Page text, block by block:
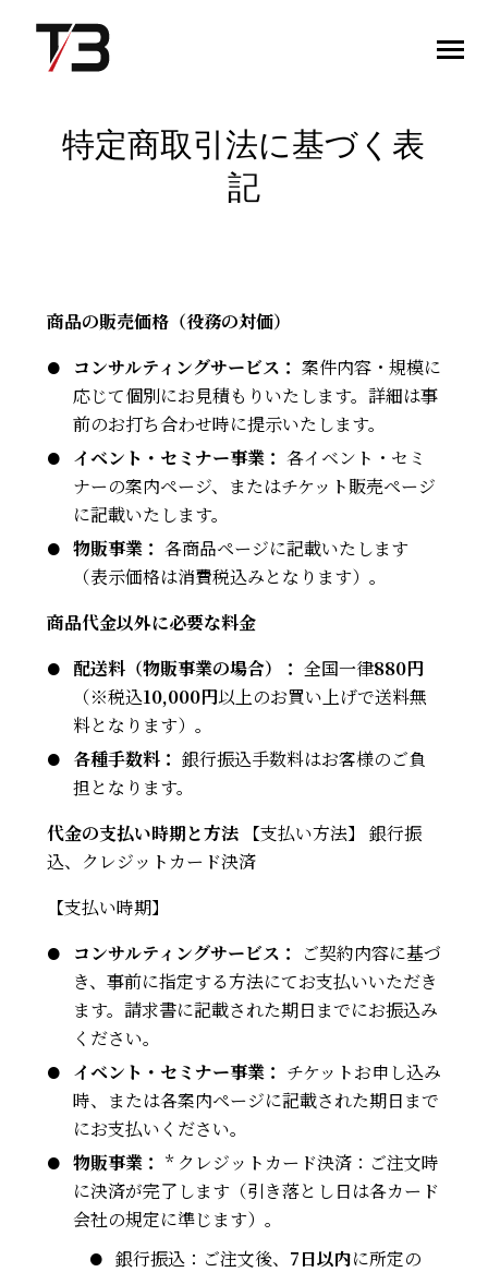
CONTENT
Toggle
TOPページ
会社情報
お役立ちコンテンツ
お問い合わせ
特定商取引法に基づく表
記
商品の販売価格（役務の対価）
コンサルティングサービス： 案件内容・規模に
応じて個別にお見積もりいたします。詳細は事
前のお打ち合わせ時に提示いたします。
イベント・セミナー事業： 各イベント・セミ
ナーの案内ページ、またはチケット販売ページ
に記載いたします。
物販事業： 各商品ページに記載いたします
（表示価格は消費税込みとなります）。
商品代金以外に必要な料金
配送料（物販事業の場合）： 全国一律880円
（※税込10,000円以上のお買い上げで送料無
料となります）。
各種手数料： 銀行振込手数料はお客様のご負
担となります。
代金の支払い時期と方法【支払い方法】 銀行振
込、クレジットカード決済
【支払い時期】
コンサルティングサービス：
ご契約内容に基づ
き、事前に指定する方法にてお支払いいただき
ます。請求書に記載された期日までにお振込み
ください。
イベント・セミナー事業： チケットお申し込み
時、または各案内ページに記載された期日まで
にお支払いください。
物販事業： * クレジットカード決済：ご注文時
に決済が完了します（引き落とし日は各カード
会社の規定に準じます）。
銀行振込：ご注文後、 7日以内に所定の